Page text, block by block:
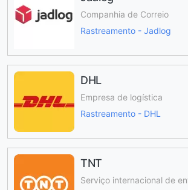
Companhia de Correio
Rastreamento - Jadlog
DHL
Empresa de logística
Rastreamento - DHL
TNT
Serviço internacional de